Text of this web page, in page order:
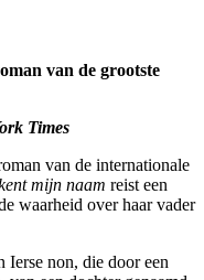
van de grootste
Times
van de internationale
mijn naam reist een
waarheid over haar vader
Ierse non, die door een